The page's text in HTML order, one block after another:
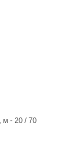
м - 20 / 70